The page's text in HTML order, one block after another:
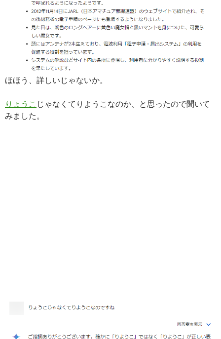
ほほう、詳しいじゃないか。
りょうこ じゃなくてりようこなのか、と思ったので聞いて
みました。